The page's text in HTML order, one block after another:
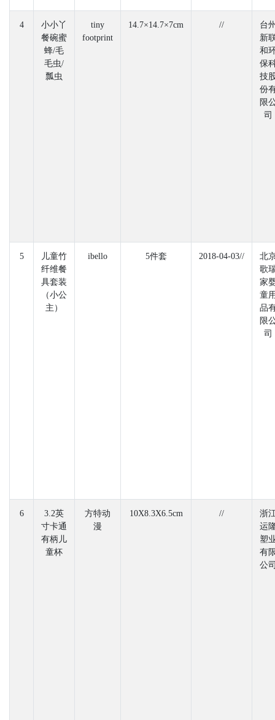
4
小小丫
餐碗蜜
蜂/毛
毛虫/
瓢虫
tiny
footprint
14.7×14.7×7cm //
台
新
和
保
技
份
限
司
5
儿童竹
纤维餐
具套装
（小公
主）
ibello 5件套 2018-04-03//
北
歌
家
童
品
限
司
6
3.2英
寸卡通
有柄儿
童杯
方特动
漫
10X8.3X6.5cm //
浙
运
塑
有
公